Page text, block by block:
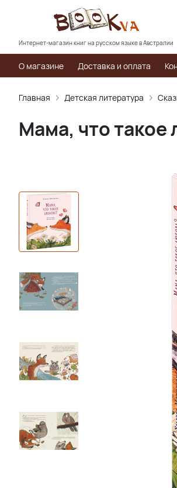
Интернет-магазин книг на русском языке в Австралии
О магазине Доставка и оплата
Главная Детская литература
Мама, что